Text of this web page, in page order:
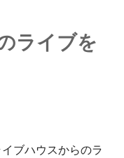
ライブを
ブハウスからのラ